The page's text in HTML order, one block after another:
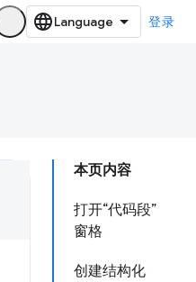
登录
本页内容
打开“代码段”
窗格
创建结构化